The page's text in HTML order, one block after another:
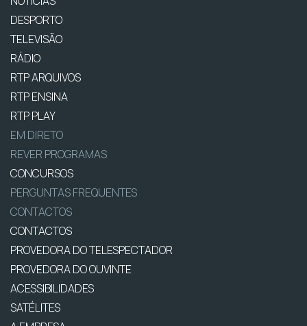
DESPORTO
TELEVISÃO
RÁDIO
RTP ARQUIVOS
RTP ENSINA
RTP PLAY
EM DIRETO
REVER PROGRAMAS
CONCURSOS
PERGUNTAS FREQUENTES
CONTACTOS
CONTACTOS
PROVEDORA DO TELESPECTADOR
PROVEDORA DO OUVINTE
ACESSIBILIDADES
SATÉLITES